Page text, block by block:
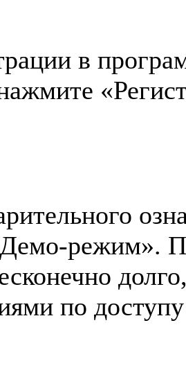
в
режим».
по